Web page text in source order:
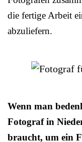
die fertige Arbeit
abzuliefern.
Wenn man
Fotograf in
braucht, um ein